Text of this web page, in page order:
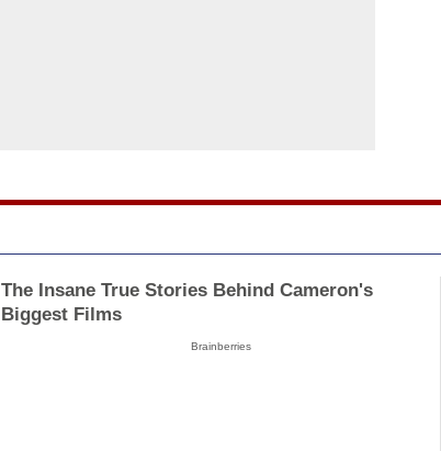
The Insane True Stories Behind Cameron's
Biggest Films
Brainberries